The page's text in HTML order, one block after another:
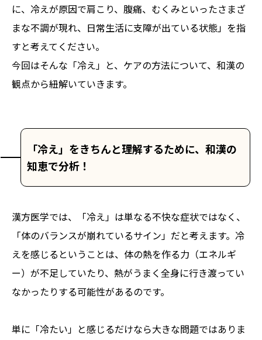
に、冷えが原因で肩こり、腹痛、むくみといったさまざ
まな不調が現れ、日常生活に支障が出ている状態」を指
すと考えてください。
今回はそんな「冷え」と、ケアの方法について、和漢の
観点から紐解いていきます。
「冷え」をきちんと理解するために、和漢の
知恵で分析！
漢方医学では、「冷え」は単なる不快な症状ではなく、
「体のバランスが崩れているサイン」だと考えます。冷
えを感じるということは、体の熱を作る力（エネルギ
ー）が不足していたり、熱がうまく全身に行き渡ってい
なかったりする可能性があるのです。
単に「冷たい」と感じるだけなら大きな問題ではありま